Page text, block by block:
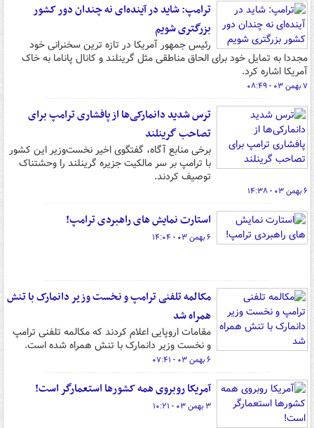
ترامپ: شاید در آینده‌ای نه چندان دور کشور
بزرگتری شویم
رئیس جمهور آمریکا در تازه ترین سخنرانی خود
مجددا به تمایل خود برای الحاق مناطقی مثل گرینلند و کانال پاناما به خاک
آمریکا اشاره کرد.
۷ بهمن ۰۳ - ۰۸:۴۹
ترس شدید دانمارکی‌ها از پافشاری ترامپ برای
تصاحب گرینلند
برخی منابع آگاه، گفتگوی اخیر نخست‌وزیر این کشور
با ترامپ بر سر مالکیت جزیره گرینلند را وحشتناک
توصیف کردند.
۶ بهمن ۰۳ - ۱۴:۳۸
استارت نمایش های راهبردی ترامپ!
۶ بهمن ۰۳ - ۱۴:۰۴
مکالمه تلفنی ترامپ و نخست وزیر دانمارک با تنش
همراه شد
مقامات اروپایی اعلام کردند که مکالمه تلفنی ترامپ
و نخست وزیر دانمارک با تنش همراه شده است.
۶ بهمن ۰۳ - ۰۷:۴۱
آمریکا روبروی همه کشورها استعمارگر است!
۳ بهمن ۰۳ - ۱۰:۲۱